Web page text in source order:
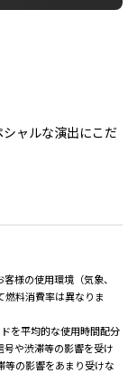
ャルな演出にこだ
様の使用環境（気象、
料消費率は異なりま
を平均的な使用時間配分
や渋滞等の影響を受け
等の影響をあまり受けな